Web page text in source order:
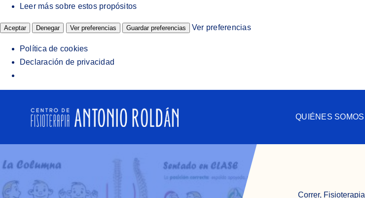
Leer más sobre estos propósitos
Aceptar Denegar Ver preferencias Guardar preferencias Ver preferencias
Política de cookies
Declaración de privacidad
contenido
QUIÉNES SOMOS
Correr, Fisioterapia